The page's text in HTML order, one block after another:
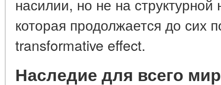
насилии, но не на
которая продолжается до сих
transformative effect.
Наследие для всего